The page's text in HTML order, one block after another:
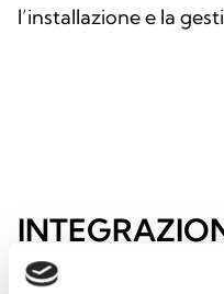
l’installazione e la
OPZIONI